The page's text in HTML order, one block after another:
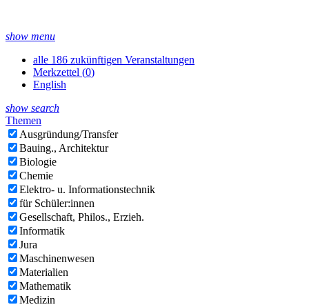
show menu
alle 186 zukünftigen Veranstaltungen
Merkzettel (0)
English
show search
Themen
Ausgründung/Transfer
Bauing., Architektur
Biologie
Chemie
Elektro- u. Informationstechnik
für Schüler:innen
Gesellschaft, Philos., Erzieh.
Informatik
Jura
Maschinenwesen
Materialien
Mathematik
Medizin